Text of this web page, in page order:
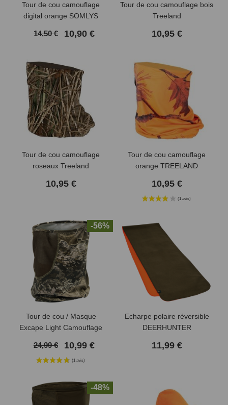
(1 avis)
Tour de cou camouflage
digital orange SOMLYS
14,50 € 10,90 €
Tour de cou camouflage bois
Treeland
10,95 €
Tour de cou camouflage
roseaux Treeland
10,95 €
Tour de cou camouflage
orange TREELAND
10,95 €
-56%
Tour de cou / Masque
Excape Light Camouflage
24,99 € 10,99 €
Echarpe polaire réversible
DEERHUNTER
11,99 €
-48%